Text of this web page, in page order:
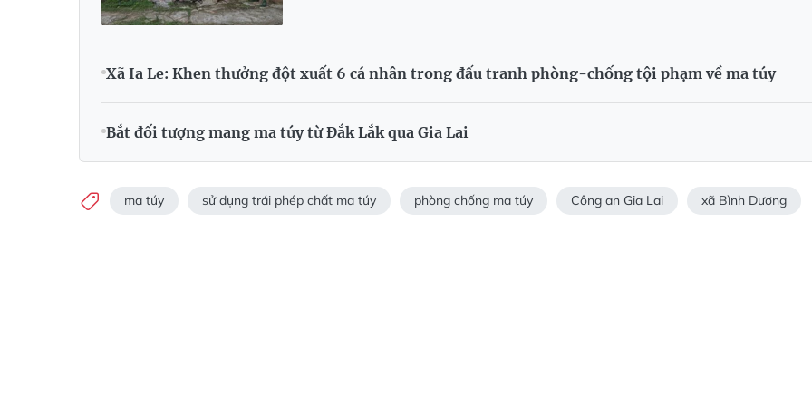
Xã Ia Le: Khen thưởng đột xuất 6 cá nhân trong đấu tranh phòng-chống tội phạm về ma túy
Bắt đối tượng mang ma túy từ Đắk Lắk qua Gia Lai
ma túy sử dụng trái phép chất ma túy phòng chống ma túy Công an Gia Lai xã Bình Dương